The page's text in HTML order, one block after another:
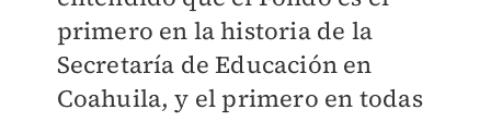
primero en la historia de la
Secretaría de Educación en
Coahuila, y el primero en todas